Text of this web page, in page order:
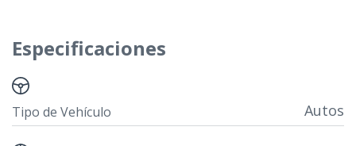
Especificaciones
Tipo de Vehículo Autos